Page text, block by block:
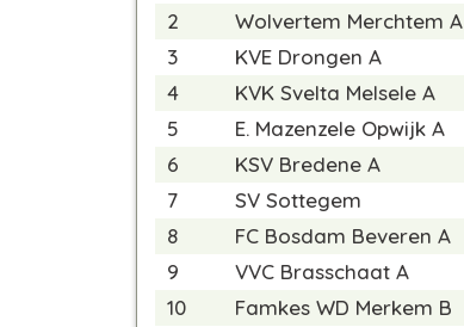
2
Wolvertem Merchtem A
3
KVE Drongen A
4
KVK Svelta Melsele A
5
E. Mazenzele Opwijk A
6
KSV Bredene A
7
SV Sottegem
8
FC Bosdam Beveren A
9
VVC Brasschaat A
10
Famkes WD Merkem B